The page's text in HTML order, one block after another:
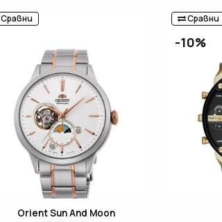
Сравни
Orient Sun And Moon
Сравни
-10%